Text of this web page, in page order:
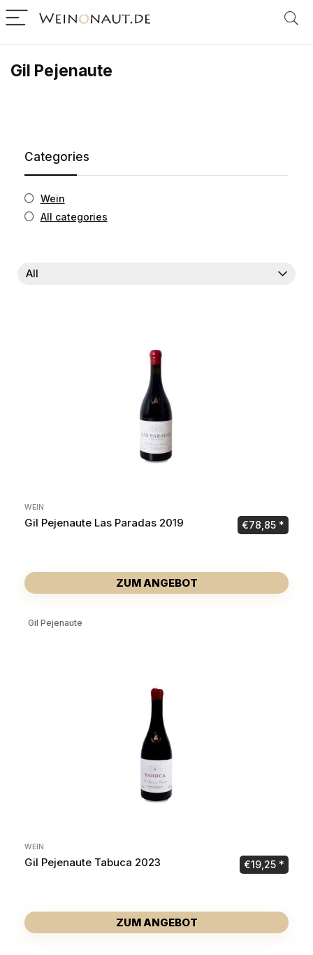
Gil Pejenaute
Categories
Wein
All categories
All
WEIN
Gil Pejenaute Las Paradas 2019 €78,85
ZUM ANGEBOT
Gil Pejenaute
WEIN
Gil Pejenaute Tabuca 2023 €19,25
ZUM ANGEBOT